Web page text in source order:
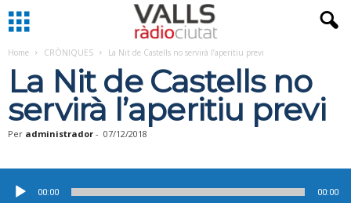
Home CRÒNIQUES La Nit de Castells no servirà l’aperitiu previ
La Nit de Castells no
servirà l’aperitiu previ
Per administrador - 07/12/2018
d'àudio
00:00 00:00